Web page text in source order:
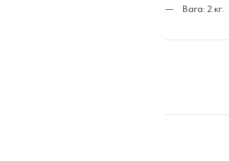
Вага: 2 кг.